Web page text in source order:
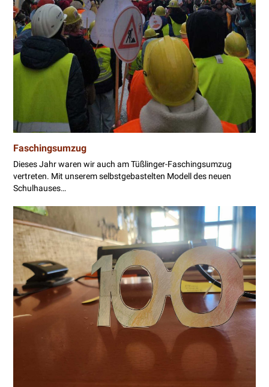
Faschingsumzug
Dieses Jahr waren wir auch am Tüßlinger-Faschingsumzug
vertreten. Mit unserem selbstgebastelten Modell des neuen
Schulhauses…